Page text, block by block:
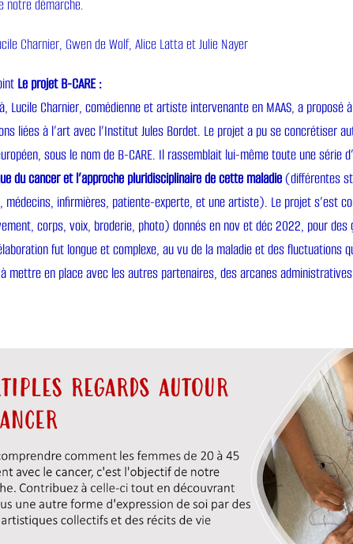
notre démarche.
Charnier, Gwen de Wolf, Alice Latta et Julie Nayer
Le projet B-CARE :
Lucile Charnier, comédienne et artiste intervenante en MAAS, a proposé
liées à l’art avec l’Institut Jules Bordet. Le projet a pu se concrétiser
sous le nom de B-CARE. Il rassemblait lui-même toute une série
du cancer et l’approche pluridisciplinaire de cette maladie(différentes
médecins, infirmières, patiente-experte, et une artiste). Le projet s’est
corps, voix, broderie, photo) donnés en nov et déc 2022, pour
fut longue et complexe, au vu de la maladie et des fluctuations
mettre en place avec les autres partenaires, des arcanes